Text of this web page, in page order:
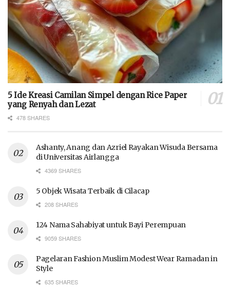
5 Ide Kreasi Camilan Simpel dengan Rice Paper
yang Renyah dan Lezat
478 SHARES
Ashanty, Anang dan Azriel Rayakan Wisuda Bersama
di Universitas Airlangga
4369 SHARES
5 Objek Wisata Terbaik di Cilacap
208 SHARES
124 Nama Sahabiyat untuk Bayi Perempuan
9059 SHARES
Pagelaran Fashion Muslim Modest Wear Ramadan in
Style
635 SHARES